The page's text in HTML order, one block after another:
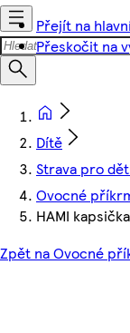
Přejít na
Přeskočit na
Dítě
Strava pro
Ovocné
HAMI
Zpět na Ovocné